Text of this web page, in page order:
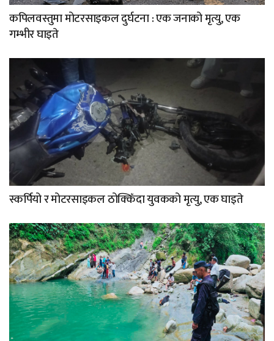
कपिलवस्तुमा मोटरसाइकल दुर्घटना : एक जनाको मृत्यु, एक
गम्भीर घाइते
स्कर्पियो र मोटरसाइकल ठोक्किँदा युवकको मृत्यु, एक घाइते